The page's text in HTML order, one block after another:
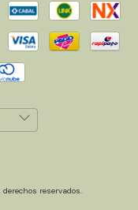
reservados.